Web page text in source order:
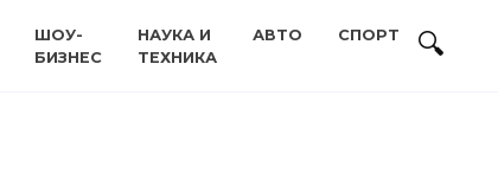
ШОУ-
БИЗНЕС
НАУКА И
ТЕХНИКА
АВТО СПОРТ